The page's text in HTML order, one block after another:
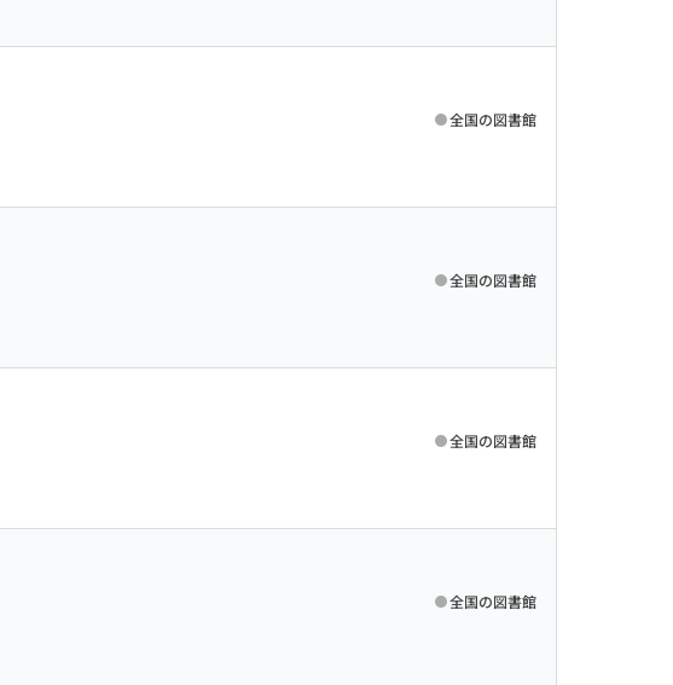
全国の図書館
全国の図書館
全国の図書館
全国の図書館